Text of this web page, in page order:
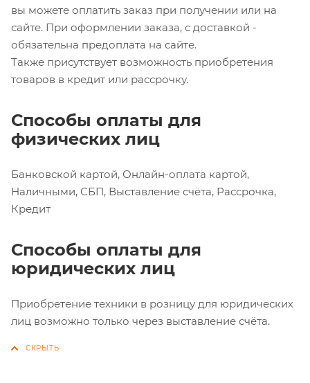
вы можете оплатить заказ при получении или на
сайте. При оформлении заказа, с доставкой -
обязательна предоплата на сайте.
Также присутствует возможность приобретения
товаров в кредит или рассрочку.
Способы оплаты для
физических лиц
Банковской картой, Онлайн-оплата картой,
Наличными, СБП, Выставление счёта, Рассрочка,
Кредит
Способы оплаты для
юридических лиц
Приобретение техники в розницу для юридических
лиц возможно только через выставление счёта.